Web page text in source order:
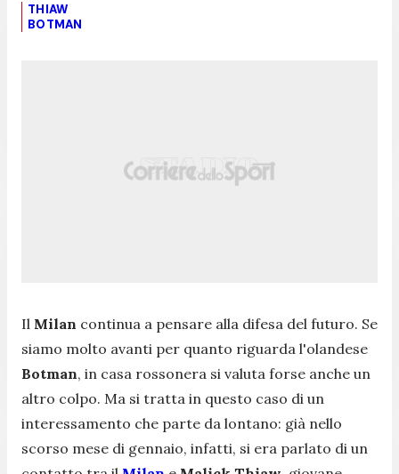
THIAW
BOTMAN
Il Milan continua a pensare alla difesa del futuro. Se
siamo molto avanti per quanto riguarda l'olandese
Botman, in casa rossonera si valuta forse anche un
altro colpo. Ma si tratta in questo caso di un
interessamento che parte da lontano: già nello
scorso mese di gennaio, infatti, si era parlato di un